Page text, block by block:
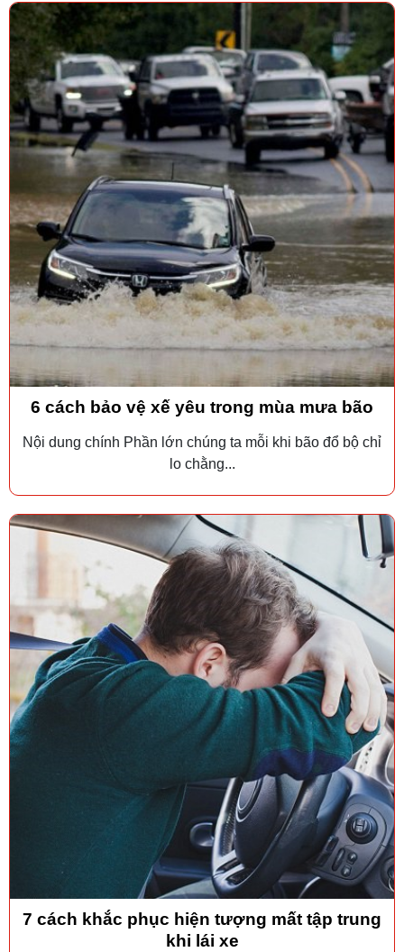
6 cách bảo vệ xế yêu trong mùa mưa bão
Nội dung chính Phần lớn chúng ta mỗi khi bão đổ bộ chỉ
lo chằng...
7 cách khắc phục hiện tượng mất tập trung
khi lái xe